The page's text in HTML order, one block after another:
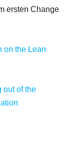
ersten Change
on the Lean
out of the